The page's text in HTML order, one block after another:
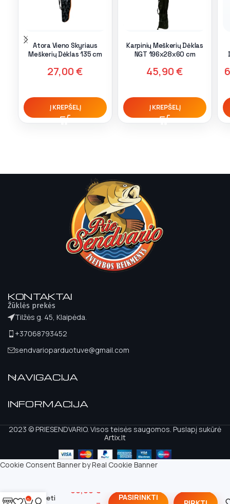
Atora Vieno Skyriaus
Meškerių Dėklas 135 cm
27,00€
Į KREPŠELĮ
Karpinių Meškerių Dėklas
NGT 196x28x60 cm
45,90€
Į KREPŠELĮ
KONTAKTAI
Žūklės prekės
Tilžės g. 45, Klaipėda.
+37068793452
sendvarioparduotuve@gmail.com
NAVIGACIJA
INFORMACIJA
2023 © PRIESENDVARIO. Visos teisės saugomos. Puslapį sukūrė
Artix.lt
Kieti
60,00 €
PASIRINKTI
0
Cookie Consent Banner by Real Cookie Banner